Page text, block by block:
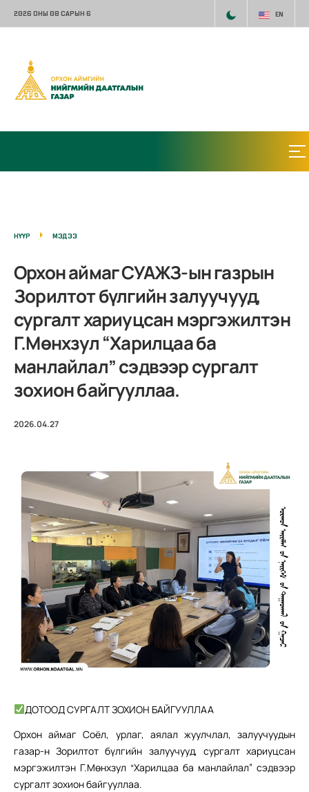
2026 ОНЫ 08 САРЫН 6 EN
НҮҮР МЭДЭЭ
Орхон аймаг СУАЖЗ-ын газрын
Зорилтот бүлгийн залуучууд,
сургалт хариуцсан мэргэжилтэн
Г.Мөнхзул “Харилцаа ба
манлайлал” сэдвээр сургалт
зохион байгууллаа.
2026.04.27
ДОТООД СУРГАЛТ ЗОХИОН БАЙГУУЛЛАА
Орхон аймаг Соёл, урлаг, аялал жуулчлал, залуучуудын
газар-н Зорилтот бүлгийн залуучууд, сургалт хариуцсан
мэргэжилтэн Г.Мөнхзул “Харилцаа ба манлайлал” сэдвээр
сургалт зохион байгууллаа.